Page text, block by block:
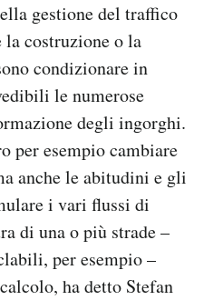
gestione del traffico
la costruzione o la
condizionare in
le numerose
degli ingorghi.
per esempio cambiare
anche le abitudini e gli
i vari flussi di
di una o più strade –
per esempio –
ha detto Stefan